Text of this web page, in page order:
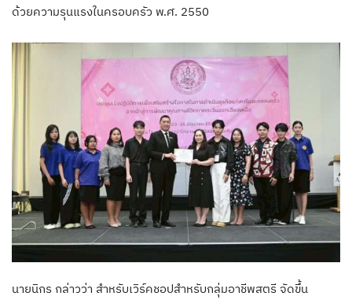
ด้วยความรุนแรงในครอบครัว พ.ศ. 2550
นายนิกร กล่าวว่า สำหรับเวิร์คชอปสำหรับกลุ่มอาชีพสตรี จัดขึ้น